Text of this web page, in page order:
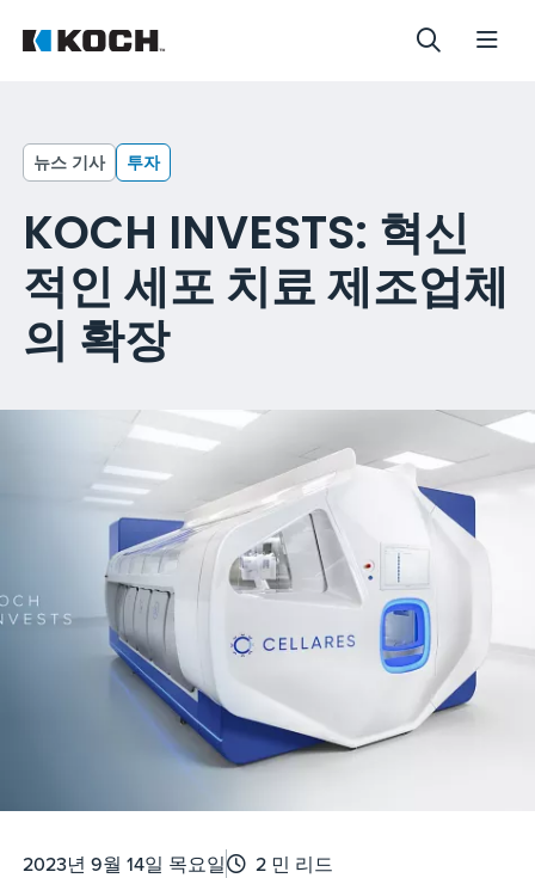
뉴스 기사 투자
KOCH INVESTS: 혁신
적인 세포 치료 제조업체
의 확장
2023년 9월 14일 목요일 2 민 리드